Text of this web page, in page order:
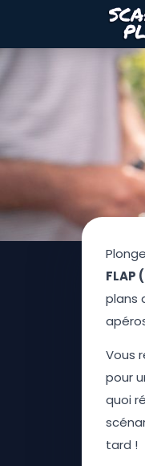
FLAP
plans
Vous
pour
quoi
tard !